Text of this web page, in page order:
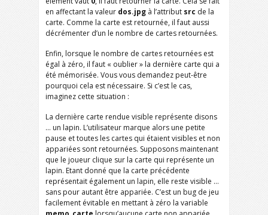
en affectant la valeur dos.jpg à l’attribut src de la
carte. Comme la carte est retournée, il faut aussi
décrémenter d’un le nombre de cartes retournées.
Enfin, lorsque le nombre de cartes retournées est
égal à zéro, il faut « oublier » la dernière carte qui a
été mémorisée. Vous vous demandez peut-être
pourquoi cela est nécessaire. Si c’est le cas,
imaginez cette situation :
La dernière carte rendue visible représente disons
… un lapin. L’utilisateur marque alors une petite
pause et toutes les cartes qui étaient visibles et non
appariées sont retournées. Supposons maintenant
que le joueur clique sur la carte qui représente un
lapin. Etant donné que la carte précédente
représentait également un lapin, elle reste visible …
sans pour autant être appariée. C’est un bug de jeu
facilement évitable en mettant à zéro la variable